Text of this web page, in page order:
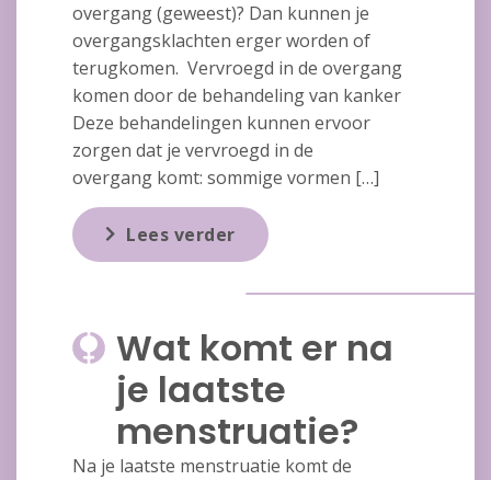
overgang (geweest)? Dan kunnen je
overgangsklachten erger worden of
terugkomen. Vervroegd in de overgang
komen door de behandeling van kanker
Deze behandelingen kunnen ervoor
zorgen dat je vervroegd in de
overgang komt: sommige vormen […]
Lees verder
Wat komt er na
je laatste
menstruatie?
Na je laatste menstruatie komt de